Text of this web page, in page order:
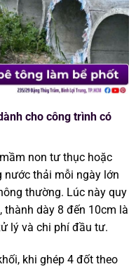
cho công trình có
non tư thục hoặc
nước thải mỗi ngày lớn
thường. Lúc này quy
thành dày 8 đến 10cm là
lý và chi phí đầu tư.
khi ghép 4 đốt theo